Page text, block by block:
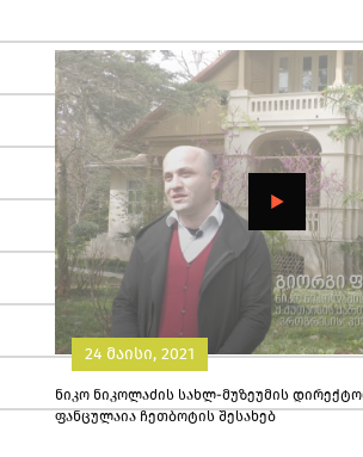
24 მაისი, 2021
ნიკო ნიკოლაძის სახლ-მუზეუმის
ფანცულაია ჩეთბოტის შესახებ